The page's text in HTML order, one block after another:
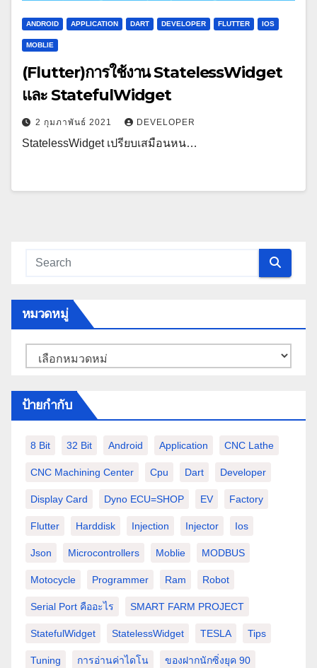
ANDROID APPLICATION DART DEVELOPER FLUTTER IOS
MOBLIE
(Flutter)การใช้งาน StatelessWidget
และ StatefulWidget
2 กุมภาพันธ์ 2021 DEVELOPER
StatelessWidget เปรียบเสมือนหน…
หมวดหมู่
หมวด
ป้ายกำกับ
8 Bit 32 Bit Android Application CNC Lathe
CNC Machining Center Cpu Dart Developer
Display Card Dyno ECU=SHOP EV Factory
Flutter Harddisk Injection Injector Ios
Json Microcontrollers Moblie MODBUS
Motocycle Programmer Ram Robot
Serial Port คืออะไร SMART FARM PROJECT
StatefulWidget StatelessWidget TESLA Tips
Tuning การอ่านค่าไดโน ของฝากนักซิ่งยุค 90